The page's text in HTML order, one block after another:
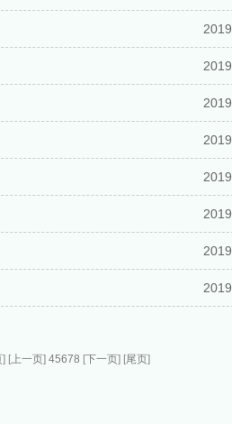
] [上一页] 45678 [下一页] [尾页]